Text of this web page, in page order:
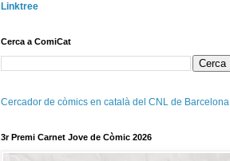
Linktree
Cerca a ComiCat
Cercador de còmics en català del CNL de Barcelona
3r Premi Carnet Jove de Còmic 2026